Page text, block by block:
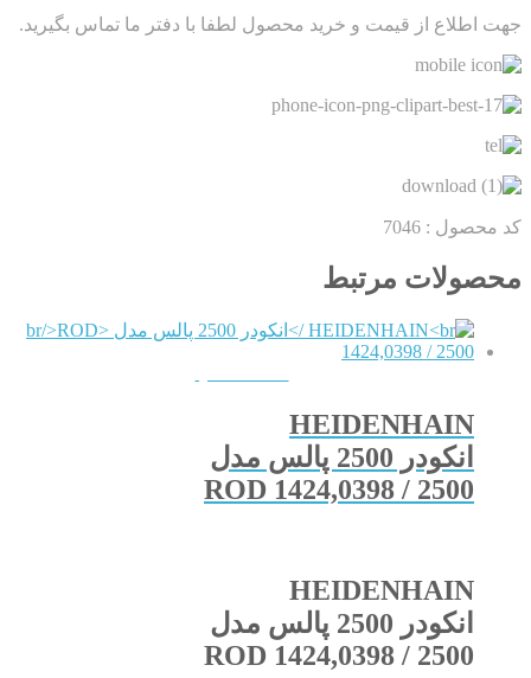
جهت اطلاع از قیمت و خرید محصول لطفا با دفتر ما تماس بگیرید.
کد محصول : 7046
محصولات مرتبط
HEIDENHAIN
انکودر 2500 پالس مدل
ROD 1424,0398 / 2500
HEIDENHAIN
انکودر 2500 پالس مدل
ROD 1424,0398 / 2500